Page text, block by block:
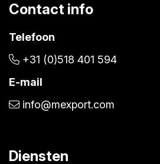
Contact info
Telefoon
+31 (0)518 401 594
E-mail
info@mexport.com
Diensten